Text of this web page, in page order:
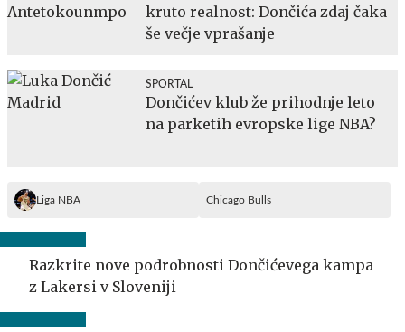
kruto realnost: Dončića zdaj čaka
še večje vprašanje
SPORTAL
Dončićev klub že prihodnje leto
na parketih evropske lige NBA?
Liga NBA Chicago Bulls
Razkrite nove podrobnosti Dončićevega kampa
z Lakersi v Sloveniji